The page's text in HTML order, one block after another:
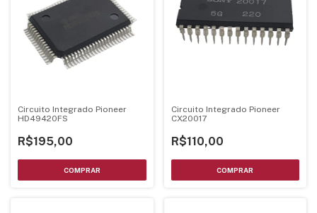
Circuito Integrado Pioneer
HD49420FS
R$195,00
Circuito Integrado Pioneer
CX20017
R$110,00